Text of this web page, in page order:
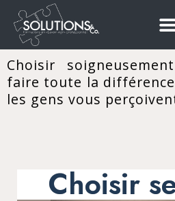
Choisir
faire toute la
les gens vous
Choisir